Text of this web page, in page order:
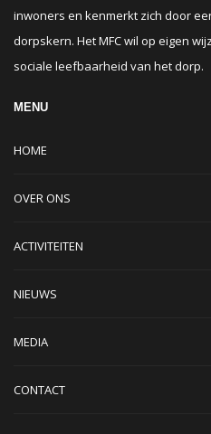
inwoners en kenmerkt zich door
dorpskern. Het MFC wil op eigen
sociale leefbaarheid van het dorp.
MENU
HOME
OVER ONS
ACTIVITEITEN
NIEUWS
MEDIA
CONTACT